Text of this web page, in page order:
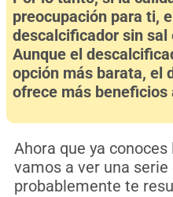
preocupación para ti,
descalcificador sin sal
Aunque el
opción más barata, el
ofrece más beneficios
Ahora que ya
vamos a ver una
probablemente te